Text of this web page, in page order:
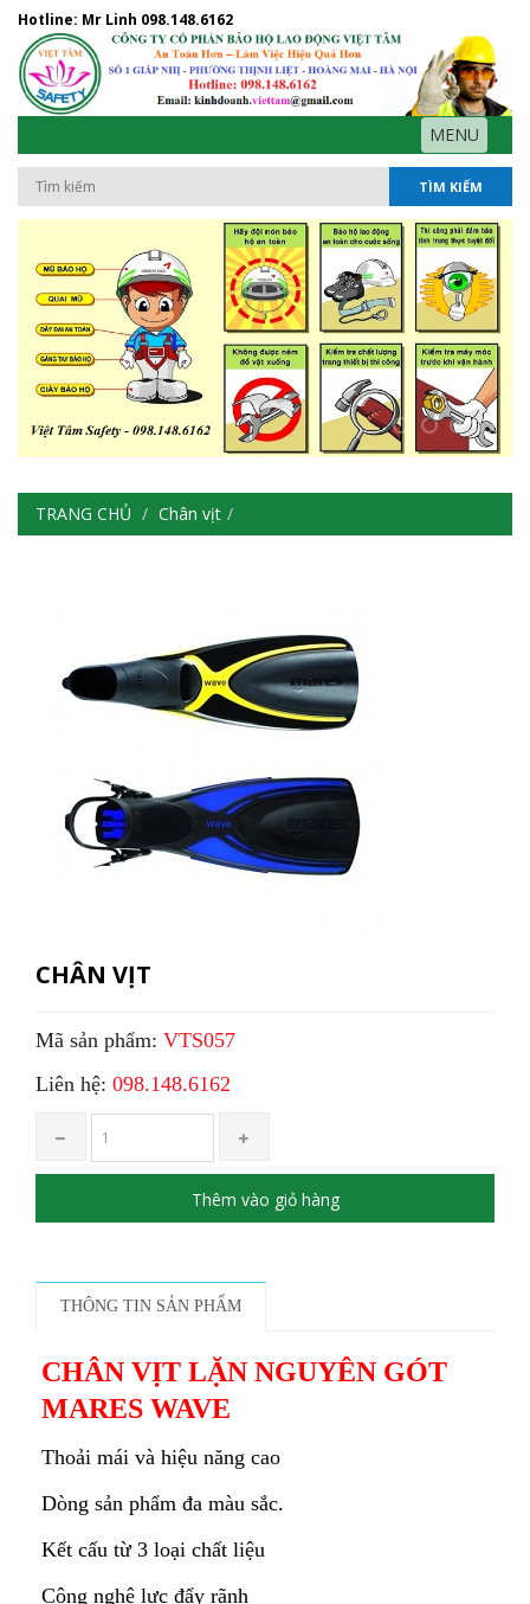
Hotline: Mr Linh 098.148.6162
MENU
TÌM KIẾM
TRANG CHỦ Chân vịt
CHÂN VỊT
Mã sản phẩm: VTS057
Liên hệ: 098.148.6162
Thêm vào giỏ hàng
THÔNG TIN SẢN PHẨM
CHÂN VỊT LẶN NGUYÊN GÓT
MARES WAVE
Thoải mái và hiệu năng cao
Dòng sản phẩm đa màu sắc.
Kết cấu từ 3 loại chất liệu
Công nghệ lực đẩy rãnh